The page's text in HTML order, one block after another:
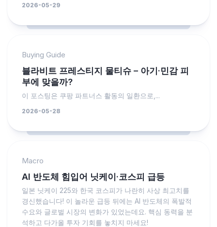
2026-05-29
Buying Guide
블라비트 프레스티지 물티슈 – 아기·민감 피
부에 맞을까?
이 포스팅은 쿠팡 파트너스 활동의 일환으로,...
2026-05-28
Macro
AI 반도체 힘입어 닛케이·코스피 급등
일본 닛케이 225와 한국 코스피가 나란히 사상 최고치를
경신했습니다! 이 놀라운 급등 뒤에는 AI 반도체의 폭발적
수요와 글로벌 시장의 변화가 있었는데요. 핵심 동력을 분
석하고 다가올 투자 기회를 놓치지 마세요!